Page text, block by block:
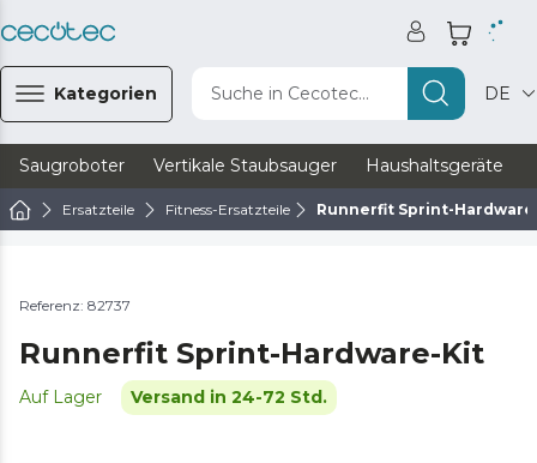
Kategorien Suche in Cecotec... DE
Saugroboter Vertikale Staubsauger Haushaltsgeräte
Ersatzteile Fitness-Ersatzteile Runnerfit Sprint-
Referenz: 82737
Runnerfit Sprint-Hardware-Kit
Auf Lager Versand in 24-72 Std.